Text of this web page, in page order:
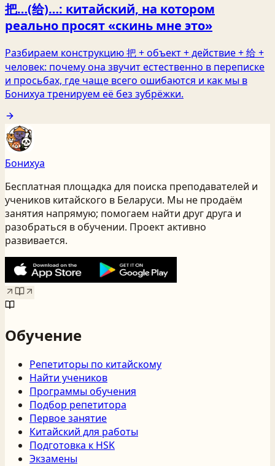
把…(给)…: китайский, на котором
реально просят «скинь мне это»
Разбираем конструкцию 把 + объект + действие + 给 +
человек: почему она звучит естественно в переписке
и просьбах, где чаще всего ошибаются и как мы в
Бонихуа тренируем её без зубрёжки.
Бонихуа
Бесплатная площадка для поиска преподавателей и
учеников китайского в Беларуси. Мы не продаём
занятия напрямую; помогаем найти друг друга и
разобраться в обучении. Проект активно
развивается.
Обучение
Репетиторы по китайскому
Найти учеников
Программы обучения
Подбор репетитора
Первое занятие
Китайский для работы
Подготовка к HSK
Экзамены